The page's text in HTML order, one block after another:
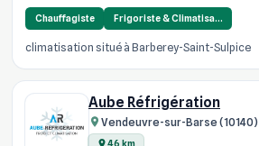
Chauffagiste Frigoriste & Climatisa…
climatisation situé à Barberey-Saint-Sulpice
Aube Réfrigération
Vendeuvre-sur-Barse (10140)
46 km